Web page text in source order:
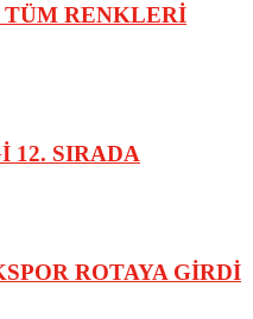
TÜM RENKLERİ
12. SIRADA
ROTAYA GİRDİ